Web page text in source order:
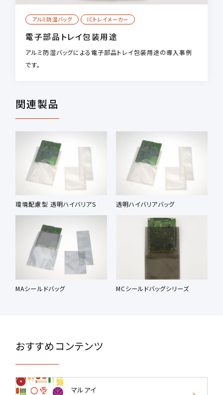
アルミ防湿バッグ ICトレイメーカー
電子部品トレイ包装用途
アルミ防湿バッグによる電子部品トレイ包装用途の導入事例
です。
関連製品
環境配慮型 透明ハイバリアS 透明ハイバリアバッグ
MAシールドバッグ MCシールドバッグシリーズ
おすすめコンテンツ
マルアイ